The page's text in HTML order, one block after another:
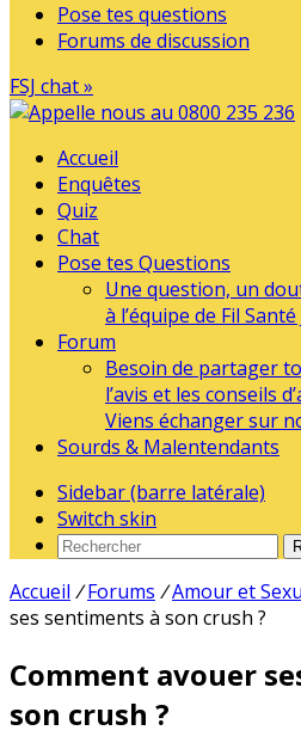
Pose tes questions
Forums de discussion
FSJ chat »
Accueil
Enquêtes
Quiz
Chat
Pose tes Questions
Une question, un
à l’équipe de Fil
Forum
Besoin de partager
l’avis et les conseils
Viens échanger sur
Sourds & Malentendants
Sidebar (barre latérale)
Switch skin
Accueil / Forums /Amour et
ses sentiments à son crush ?
Comment avouer
son crush ?